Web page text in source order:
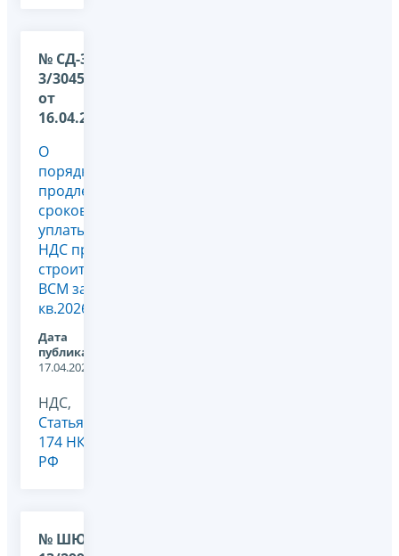
№ СД-36-
3/3045@
от
16.04.2026
О
порядке
продления
сроков
уплаты
НДС при
строительстве
ВСМ за 1
кв.2026
Дата
публикации:
17.04.2026
НДС,
Статья
174 НК
РФ
№ ШЮ-36-